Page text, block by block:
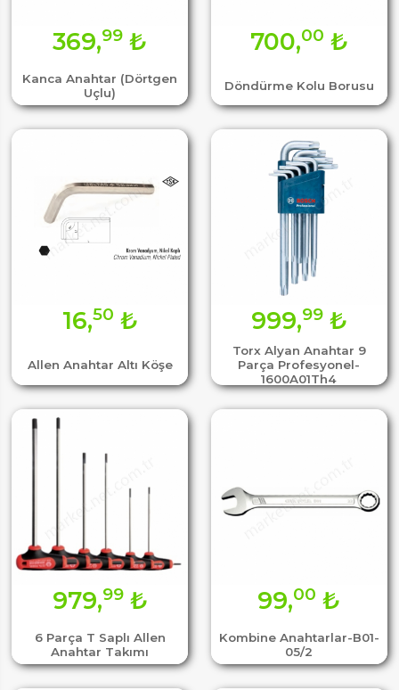
Kanca Anahtar (Dörtgen
Uçlu)
369,99 ₺
Döndürme Kolu Borusu
700,00 ₺
Allen Anahtar Altı Köşe
16,50 ₺
Torx Alyan Anahtar 9
Parça Profesyonel-
1600A01Th4
999,99₺
6 Parça T Saplı Allen
Anahtar Takımı
979,99₺
Kombine Anahtarlar-B01-
05/2
99,00 ₺